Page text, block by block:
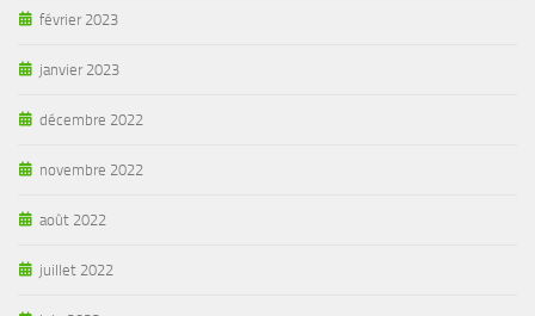
février 2023
janvier 2023
décembre 2022
novembre 2022
août 2022
juillet 2022